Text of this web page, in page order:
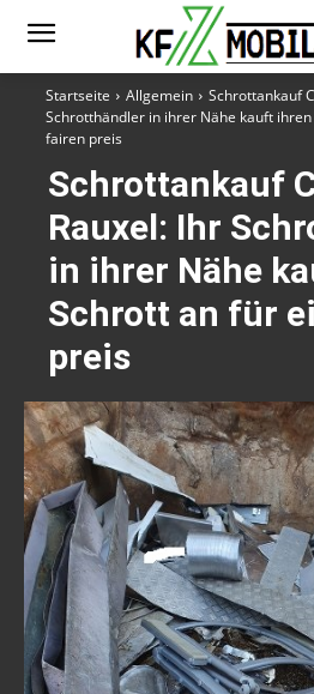
Startseite Allgemein
Schrottankauf
Schrotthändler in ihrer Nähe kauft
fairen preis
Schrottankauf
Rauxel: Ihr
in ihrer Nähe
Schrott an für
preis